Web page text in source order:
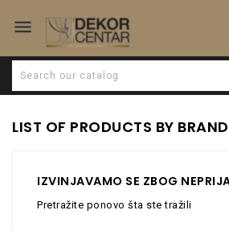

LIST OF PRODUCTS BY
IZVINJAVAMO SE ZBOG
Pretražite ponovo šta ste tražili